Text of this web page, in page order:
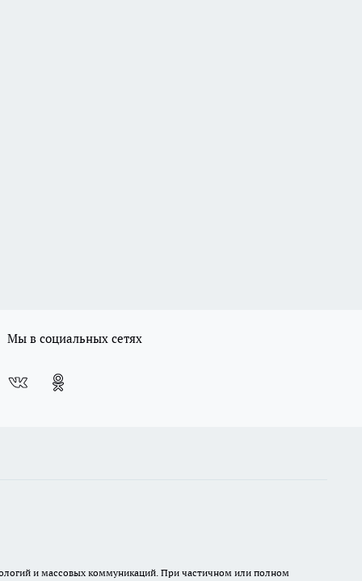
Мы в социальных сетях
и массовых коммуникаций. При частичном или полном